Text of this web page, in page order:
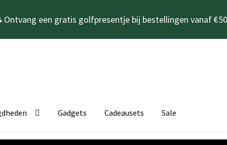
Ontvang een gratis golfpresentje bij bestellingen vanaf
Gadgets Cadeausets Sale